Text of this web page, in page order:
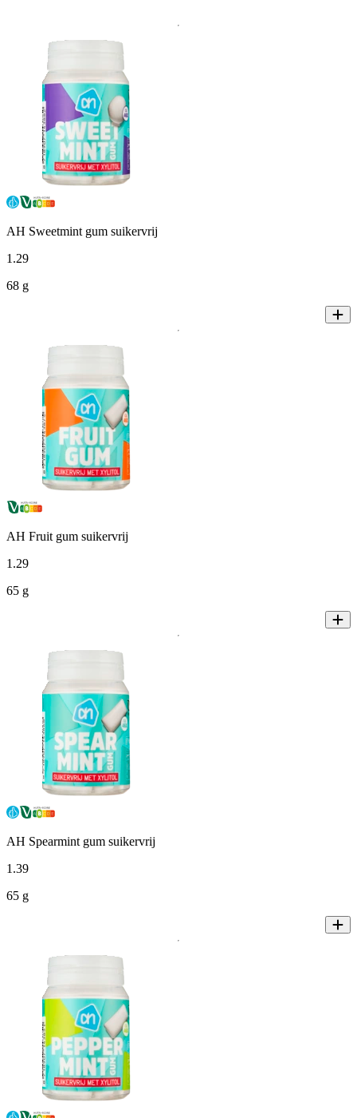
AH Sweetmint gum suikervrij
1 .29
68 g
AH Fruit gum suikervrij
1 .29
65 g
AH Spearmint gum suikervrij
1 .39
65 g